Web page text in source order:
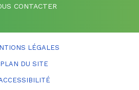
CONTACTER
LÉGALES
PLAN DU SITE